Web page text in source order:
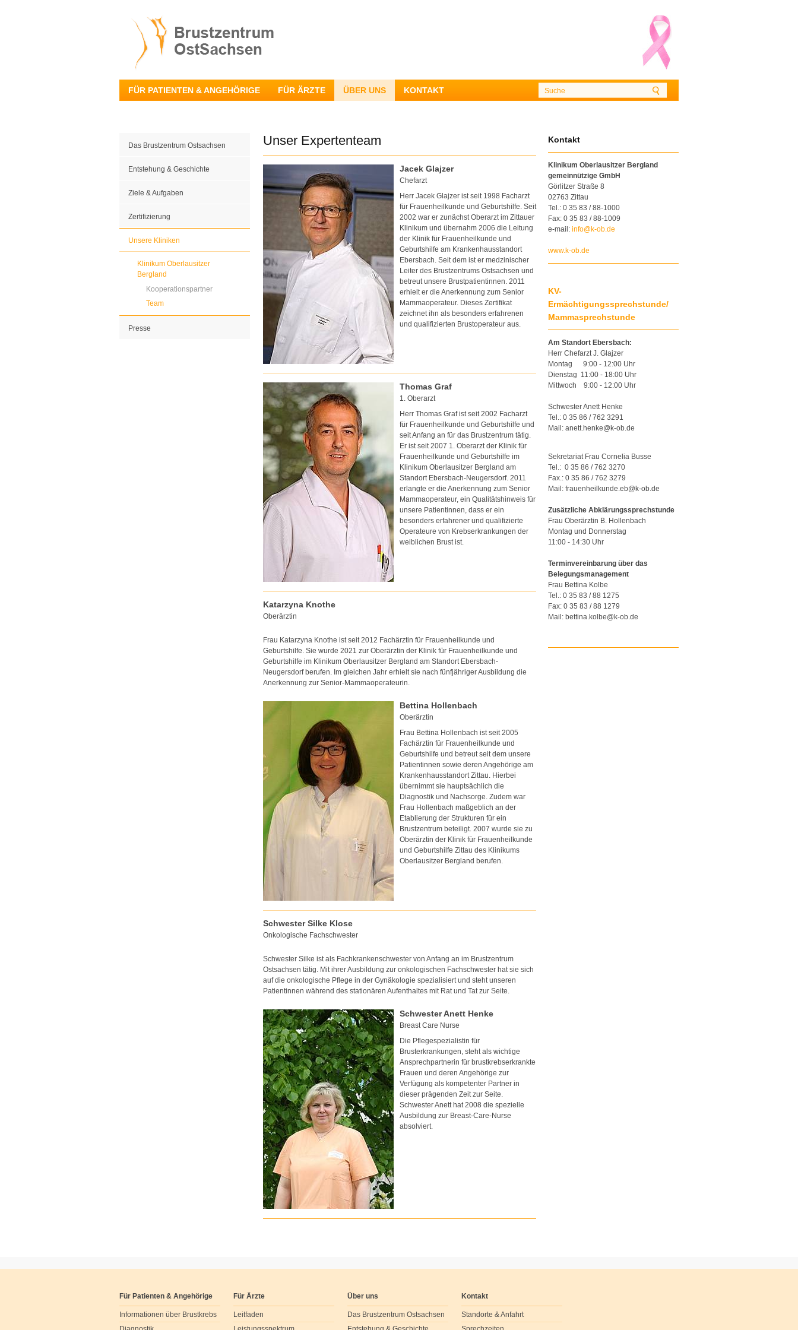
FÜR PATIENTEN & ANGEHÖRIGE FÜR ÄRZTE ÜBER UNS KONTAKT
Das Brustzentrum Ostsachsen
Entstehung & Geschichte
Ziele & Aufgaben
Zertifizierung
Unsere Kliniken
Klinikum Oberlausitzer
Bergland
Kooperationspartner
Team
Presse
Unser Expertenteam
Jacek Glajzer
Chefarzt
Herr Jacek Glajzer ist seit 1998 Facharzt
für Frauenheilkunde und Geburtshilfe. Seit
2002 war er zunächst Oberarzt im Zittauer
Klinikum und übernahm 2006 die Leitung
der Klinik für Frauenheilkunde und
Geburtshilfe am Krankenhausstandort
Ebersbach. Seit dem ist er medzinischer
Leiter des Brustzentrums Ostsachsen und
betreut unsere Brustpatientinnen. 2011
erhielt er die Anerkennung zum Senior
Mammaoperateur. Dieses Zertifikat
zeichnet ihn als besonders erfahrenen
und qualifizierten Brustoperateur aus.
Thomas Graf
1. Oberarzt
Herr Thomas Graf ist seit 2002 Facharzt
für Frauenheilkunde und Geburtshilfe und
seit Anfang an für das Brustzentrum tätig.
Er ist seit 2007 1. Oberarzt der Klinik für
Frauenheilkunde und Geburtshilfe im
Klinikum Oberlausitzer Bergland am
Standort Ebersbach-Neugersdorf. 2011
erlangte er die Anerkennung zum Senior
Mammaoperateur, ein Qualitätshinweis für
unsere Patientinnen, dass er ein
besonders erfahrener und qualifizierte
Operateure von Krebserkrankungen der
weiblichen Brust ist.
Katarzyna Knothe
Oberärztin
Frau Katarzyna Knothe ist seit 2012 Fachärztin für Frauenheilkunde und
Geburtshilfe. Sie wurde 2021 zur Oberärztin der Klinik für Frauenheilkunde und
Geburtshilfe im Klinikum Oberlausitzer Bergland am Standort Ebersbach-
Neugersdorf berufen. Im gleichen Jahr erhielt sie nach fünfjähriger Ausbildung die
Anerkennung zur Senior-Mammaoperateurin.
Bettina Hollenbach
Oberärztin
Frau Bettina Hollenbach ist seit 2005
Fachärztin für Frauenheilkunde und
Geburtshilfe und betreut seit dem unsere
Patientinnen sowie deren Angehörige am
Krankenhausstandort Zittau. Hierbei
übernimmt sie hauptsächlich die
Diagnostik und Nachsorge. Zudem war
Frau Hollenbach maßgeblich an der
Etablierung der Strukturen für ein
Brustzentrum beteiligt. 2007 wurde sie zu
Oberärztin der Klinik für Frauenheilkunde
und Geburtshilfe Zittau des Klinikums
Oberlausitzer Bergland berufen.
Schwester Silke Klose
Onkologische Fachschwester
Schwester Silke ist als Fachkrankenschwester von Anfang an im Brustzentrum
Ostsachsen tätig. Mit ihrer Ausbildung zur onkologischen Fachschwester hat sie sich
auf die onkologische Pflege in der Gynäkologie spezialisiert und steht unseren
Patientinnen während des stationären Aufenthaltes mit Rat und Tat zur Seite.
Schwester Anett Henke
Breast Care Nurse
Die Pflegespezialistin für
Brusterkrankungen, steht als wichtige
Ansprechpartnerin für brustkrebserkrankte
Frauen und deren Angehörige zur
Verfügung als kompetenter Partner in
dieser prägenden Zeit zur Seite.
Schwester Anett hat 2008 die spezielle
Ausbildung zur Breast-Care-Nurse
absolviert.
Kontakt
Klinikum Oberlausitzer Bergland
gemeinnützige GmbH
Görlitzer Straße 8
02763 Zittau
Tel.: 0 35 83 / 88-1000
Fax: 0 35 83 / 88-1009
e-mail: info@k-ob.de
www.k-ob.de
KV-
Ermächtigungssprechstunde/
Mammasprechstunde
Am Standort Ebersbach:
Herr Chefarzt J. Glajzer
Montag 9:00 - 12:00 Uhr
Dienstag 11:00 - 18:00 Uhr
Mittwoch 9:00 - 12:00 Uhr
Schwester Anett Henke
Tel.: 0 35 86 / 762 3291
Mail: anett.henke@k-ob.de
Sekretariat Frau Cornelia Busse
Tel.: 0 35 86 / 762 3270
Fax.: 0 35 86 / 762 3279
Mail: frauenheilkunde.eb@k-ob.de
Zusätzliche Abklärungssprechstunde
Frau Oberärztin B. Hollenbach
Montag und Donnerstag
11:00 - 14:30 Uhr
Terminvereinbarung über das
Belegungsmanagement
Frau Bettina Kolbe
Tel.: 0 35 83 / 88 1275
Fax: 0 35 83 / 88 1279
Mail: bettina.kolbe@k-ob.de
Für Patienten & Angehörige
Informationen über Brustkrebs
Für Ärzte
Leitfaden
Über uns
Das Brustzentrum Ostsachsen
Kontakt
Standorte & Anfahrt